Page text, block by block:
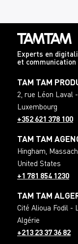
Experts en
et communication
TAM TAM
2, rue Léon Laval
Luxembourg
+352 621 378 100
TAM TAM
Hingham,
United States
+1 781 854 1230
TAM TAM
Cité Alioua Fodil -
Algérie
+213 23 37 36 82